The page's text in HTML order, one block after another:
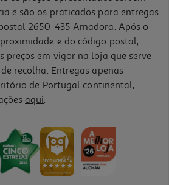
e são os praticados para entregas
2650-435 Amadora. Após o
e do código postal,
preços em vigor na loja que serve
recolha. Entregas apenas
de Portugal continental,
aqui.